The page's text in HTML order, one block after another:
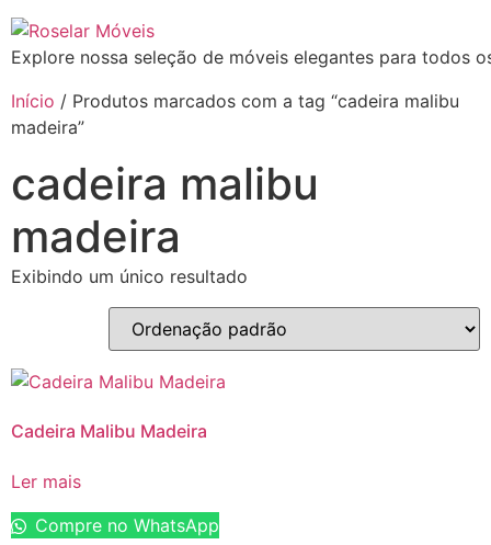
Explore nossa seleção de móveis elegantes para todos
Início / Produtos marcados com a tag “cadeira malibu
madeira”
cadeira malibu
madeira
Exibindo um único resultado
Cadeira Malibu Madeira
Ler mais
Compre no WhatsApp